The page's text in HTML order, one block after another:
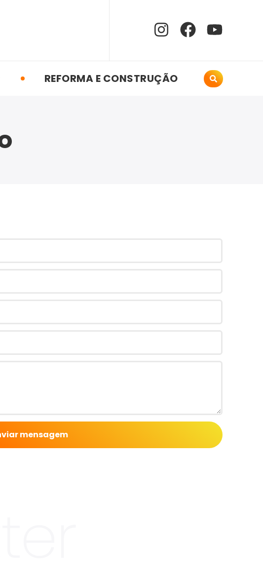
REFORMA E CONSTRUÇÃO
mensagem